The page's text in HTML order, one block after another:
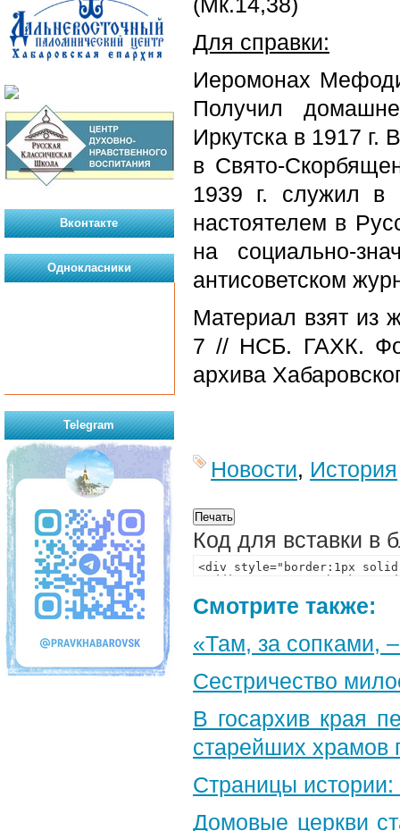
Для справки:
Иеромонах
Получил
Иркутска в 1917 г.
в Свято-
1939 г. служил
настоятелем в
на социально-
антисоветском
Материал взят из
7 // НСБ. ГАХК.
архива
Новости, История
Код для вставки в
Смотрите также:
«Там, за сопками,
Сестричество
В госархив края
старейших храмов
Страницы истории:
Домовые церкви
Вконтакте
Однокласники
Telegram